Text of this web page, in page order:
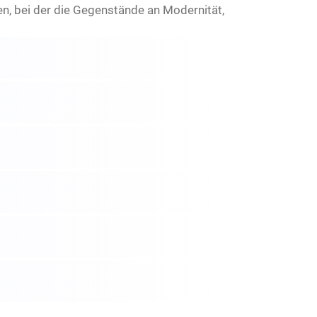
bei der die Gegenstände an Modernität,